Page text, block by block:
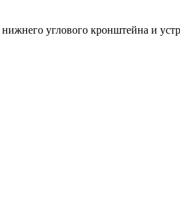
углового кронштейна и